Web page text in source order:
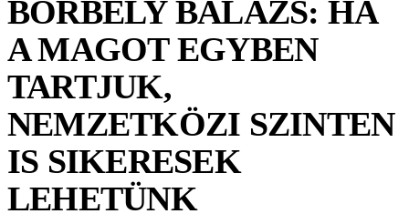
BORBÉLY BALÁZS: HA
A MAGOT EGYBEN
TARTJUK,
NEMZETKÖZI SZINTEN
IS SIKERESEK
LEHETÜNK